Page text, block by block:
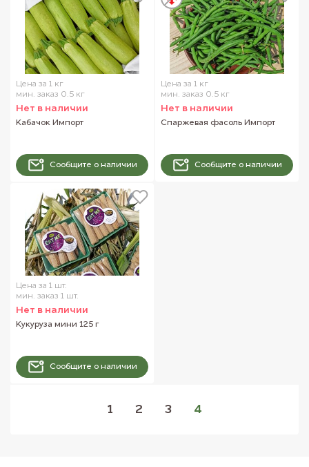
Цена за 1 кг
мин. заказ 0.5 кг
Нет в наличии
Кабачок Импорт
Сообщите о наличии
Цена за 1 кг
мин. заказ 0.5 кг
Нет в наличии
Спаржевая фасоль Импорт
Сообщите о наличии
Цена за 1 шт.
мин. заказ 1 шт.
Нет в наличии
Кукуруза мини 125 г
Сообщите о наличии
1 2 3 4